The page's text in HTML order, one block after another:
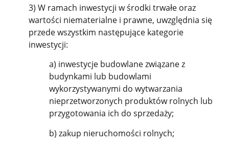
3) W ramach inwestycji w środki trwałe oraz
wartości niematerialne i prawne, uwzględnia się
przede wszystkim następujące kategorie
inwestycji:
a) inwestycje budowlane związane z
budynkami lub budowlami
wykorzystywanymi do wytwarzania
nieprzetworzonych produktów rolnych lub
przygotowania ich do sprzedaży;
b) zakup nieruchomości rolnych;